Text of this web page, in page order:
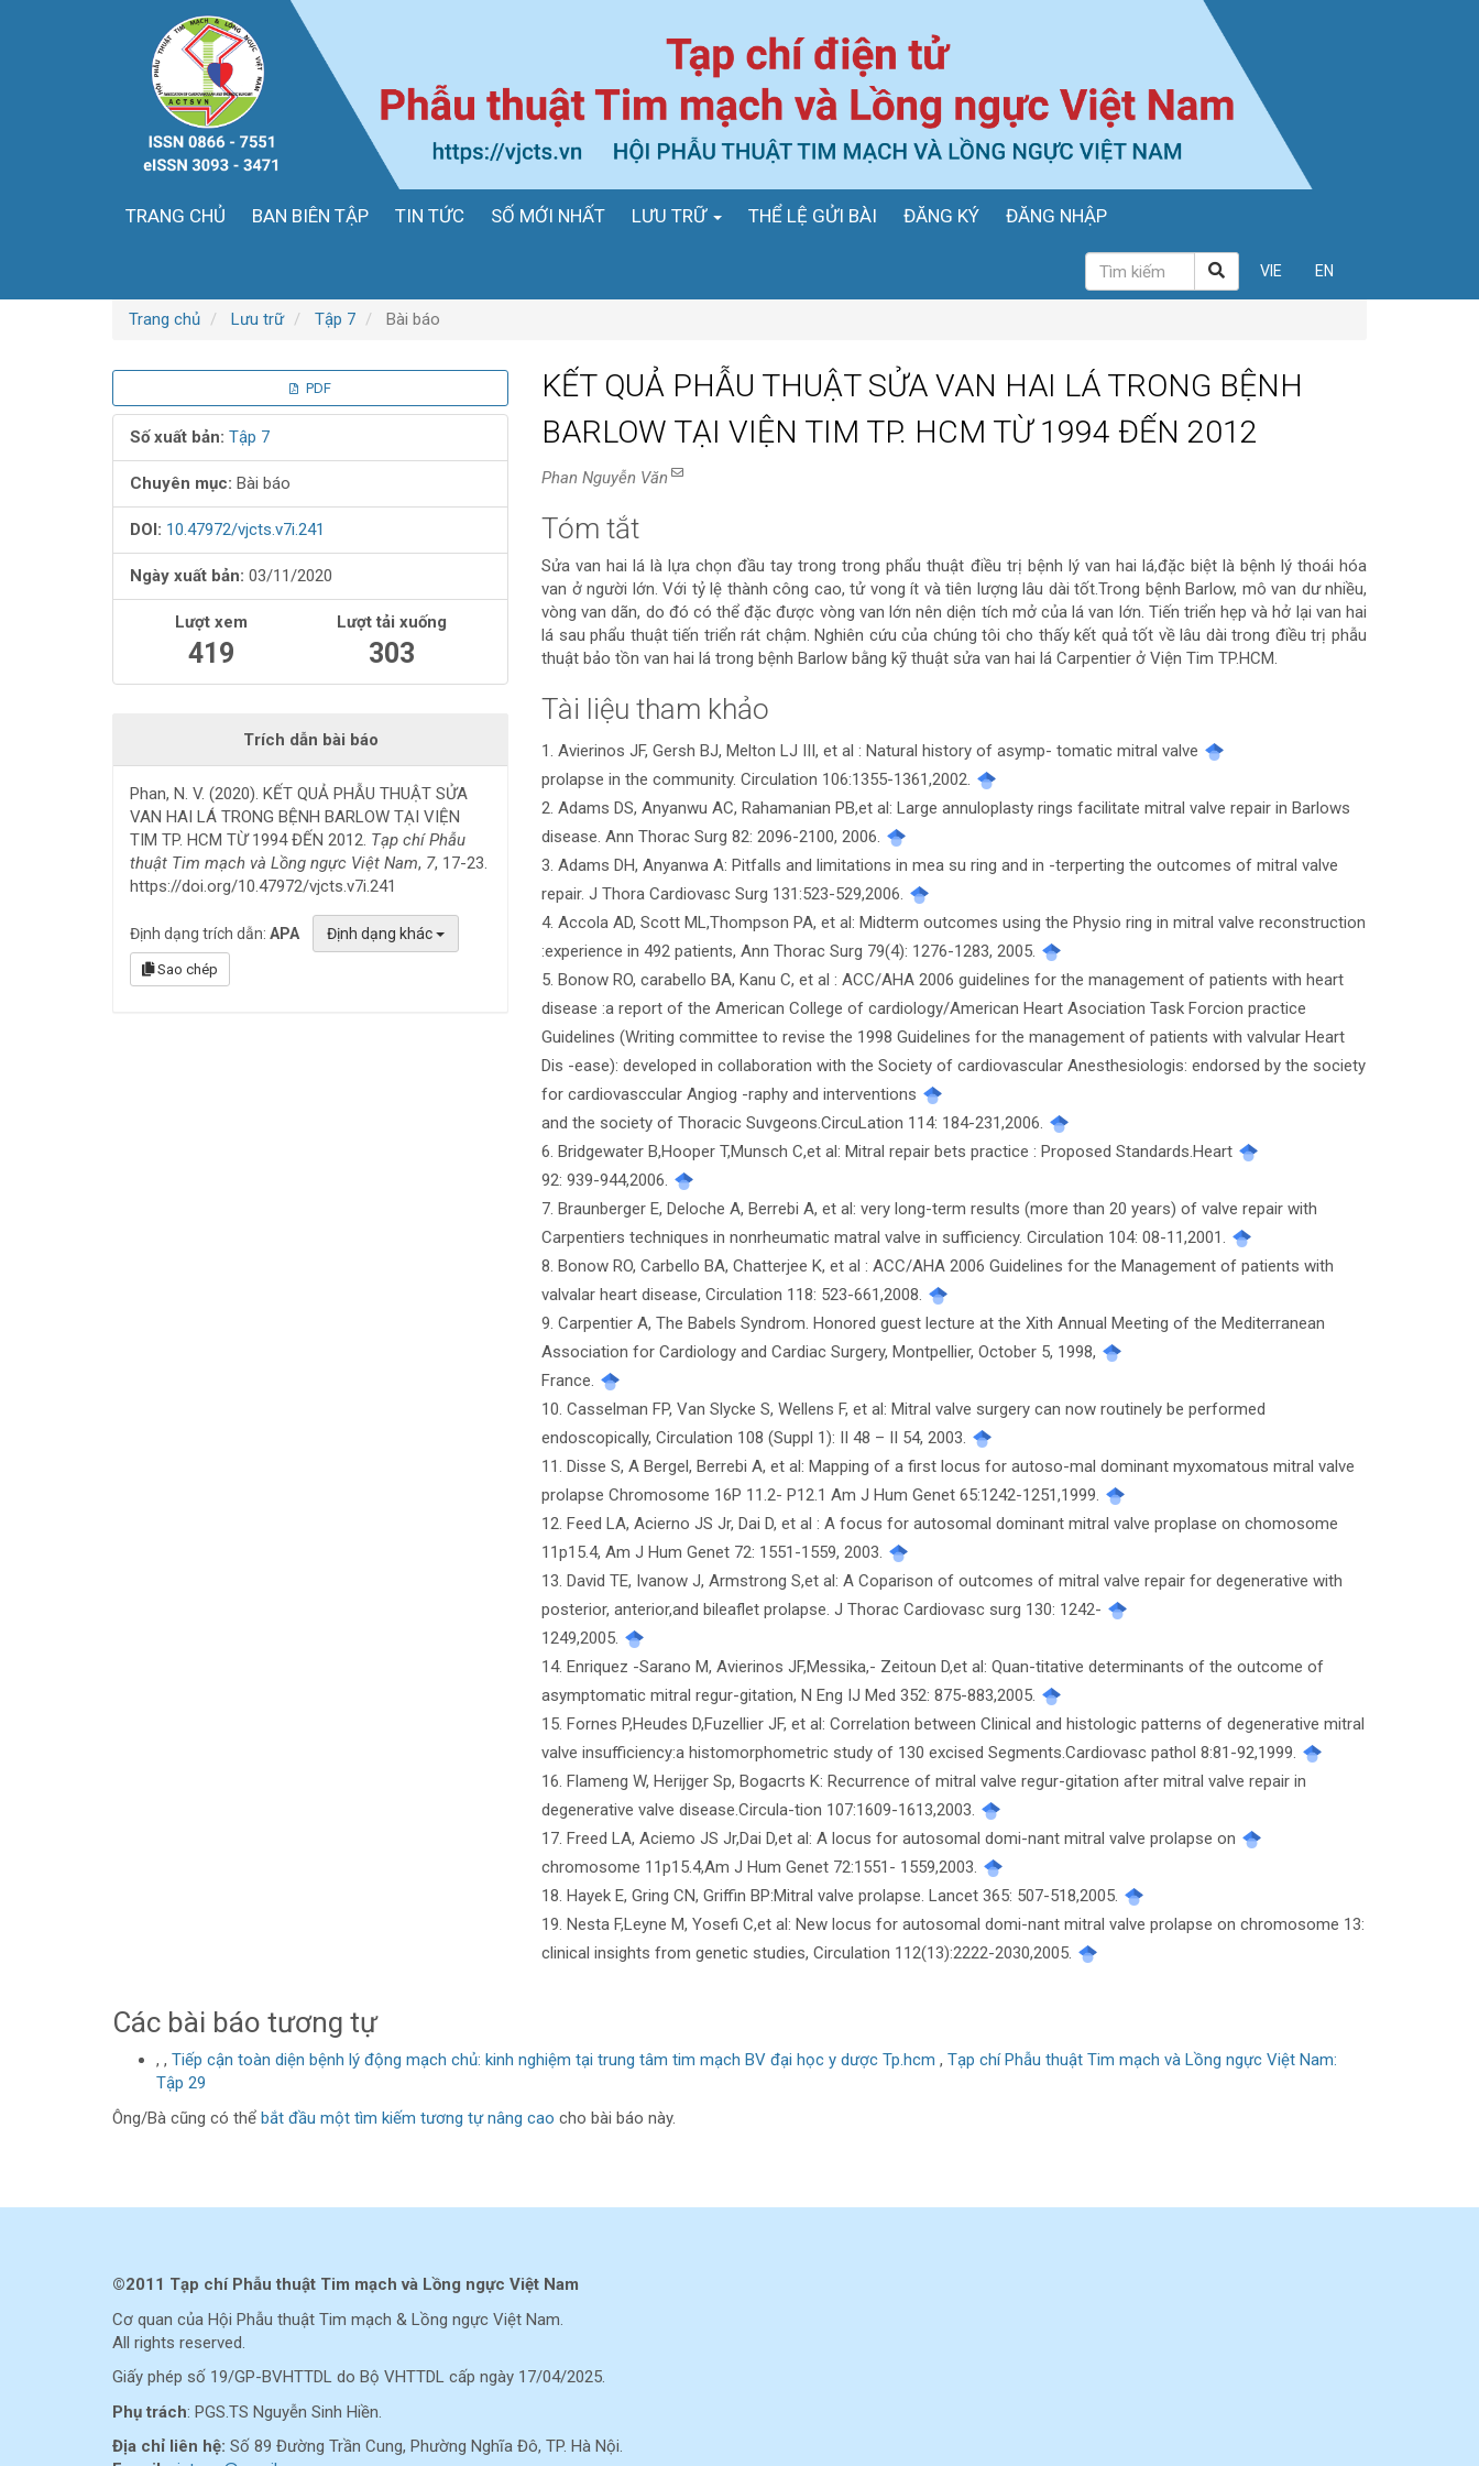
TRANG CHỦ BAN BIÊN TẬP TIN TỨC SỐ MỚI NHẤT LƯU TRỮ THỂ LỆ GỬI BÀI ĐĂNG KÝ ĐĂNG NHẬP
VIE EN
Trang chủ Lưu trữ Tập 7 Bài báo
Thanh
bên
bài
viết
PDF
Số xuất bản: Tập 7
Chuyên mục: Bài báo
DOI: 10.47972/vjcts.v7i.241
Ngày xuất bản: 03/11/2020
Lượt xem
419
Lượt tải xuống
303
Trích dẫn bài báo
Phan, N. V. (2020). KẾT QUẢ PHẪU THUẬT SỬA
VAN HAI LÁ TRONG BỆNH BARLOW TẠI VIỆN
TIM TP. HCM TỪ 1994 ĐẾN 2012. Tạp chí Phẫu
thuật Tim mạch và Lồng ngực Việt Nam, 7, 17-23.
https://doi.org/10.47972/vjcts.v7i.241
Định dạng trích dẫn: APA Định dạng khác
Sao chép
KẾT QUẢ PHẪU THUẬT SỬA VAN HAI LÁ TRONG BỆNH
BARLOW TẠI VIỆN TIM TP. HCM TỪ 1994 ĐẾN 2012
Phan Nguyễn Văn
Nội
dung
chính
của
bài
viết
Tóm tắt
Sửa van hai lá là lựa chọn đầu tay trong trong phẩu thuật điều trị bệnh lý van hai lá,đặc biệt là bệnh lý thoái hóa
van ở người lớn. Với tỷ lệ thành công cao, tử vong ít và tiên lượng lâu dài tốt.Trong bệnh Barlow, mô van dư nhiều,
vòng van dãn, do đó có thể đặc được vòng van lớn nên diện tích mở của lá van lớn. Tiến triển hẹp và hở lại van hai
lá sau phẩu thuật tiến triển rát chậm. Nghiên cứu của chúng tôi cho thấy kết quả tốt về lâu dài trong điều trị phẫu
thuật bảo tồn van hai lá trong bệnh Barlow bằng kỹ thuật sửa van hai lá Carpentier ở Viện Tim TP.HCM.
Chi
tiết
bài
viết
Tài liệu tham khảo
1. Avierinos JF, Gersh BJ, Melton LJ III, et al : Natural history of asymp- tomatic mitral valve
prolapse in the community. Circulation 106:1355-1361,2002.
2. Adams DS, Anyanwu AC, Rahamanian PB,et al: Large annuloplasty rings facilitate mitral valve repair in Barlows
disease. Ann Thorac Surg 82: 2096-2100, 2006.
3. Adams DH, Anyanwa A: Pitfalls and limitations in mea su ring and in -terperting the outcomes of mitral valve
repair. J Thora Cardiovasc Surg 131:523-529,2006.
4. Accola AD, Scott ML,Thompson PA, et al: Midterm outcomes using the Physio ring in mitral valve reconstruction
:experience in 492 patients, Ann Thorac Surg 79(4): 1276-1283, 2005.
5. Bonow RO, carabello BA, Kanu C, et al : ACC/AHA 2006 guidelines for the management of patients with heart
disease :a report of the American College of cardiology/American Heart Asociation Task Forcion practice
Guidelines (Writing committee to revise the 1998 Guidelines for the management of patients with valvular Heart
Dis -ease): developed in collaboration with the Society of cardiovascular Anesthesiologis: endorsed by the society
for cardiovasccular Angiog -raphy and interventions
and the society of Thoracic Suvgeons.CircuLation 114: 184-231,2006.
6. Bridgewater B,Hooper T,Munsch C,et al: Mitral repair bets practice : Proposed Standards.Heart
92: 939-944,2006.
7. Braunberger E, Deloche A, Berrebi A, et al: very long-term results (more than 20 years) of valve repair with
Carpentiers techniques in nonrheumatic matral valve in sufficiency. Circulation 104: 08-11,2001.
8. Bonow RO, Carbello BA, Chatterjee K, et al : ACC/AHA 2006 Guidelines for the Management of patients with
valvalar heart disease, Circulation 118: 523-661,2008.
9. Carpentier A, The Babels Syndrom. Honored guest lecture at the Xith Annual Meeting of the Mediterranean
Association for Cardiology and Cardiac Surgery, Montpellier, October 5, 1998,
France.
10. Casselman FP, Van Slycke S, Wellens F, et al: Mitral valve surgery can now routinely be performed
endoscopically, Circulation 108 (Suppl 1): II 48 – II 54, 2003.
11. Disse S, A Bergel, Berrebi A, et al: Mapping of a first locus for autoso-mal dominant myxomatous mitral valve
prolapse Chromosome 16P 11.2- P12.1 Am J Hum Genet 65:1242-1251,1999.
12. Feed LA, Acierno JS Jr, Dai D, et al : A focus for autosomal dominant mitral valve proplase on chomosome
11p15.4, Am J Hum Genet 72: 1551-1559, 2003.
13. David TE, Ivanow J, Armstrong S,et al: A Coparison of outcomes of mitral valve repair for degenerative with
posterior, anterior,and bileaflet prolapse. J Thorac Cardiovasc surg 130: 1242-
1249,2005.
14. Enriquez -Sarano M, Avierinos JF,Messika,- Zeitoun D,et al: Quan-titative determinants of the outcome of
asymptomatic mitral regur-gitation, N Eng IJ Med 352: 875-883,2005.
15. Fornes P,Heudes D,Fuzellier JF, et al: Correlation between Clinical and histologic patterns of degenerative mitral
valve insufficiency:a histomorphometric study of 130 excised Segments.Cardiovasc pathol 8:81-92,1999.
16. Flameng W, Herijger Sp, Bogacrts K: Recurrence of mitral valve regur-gitation after mitral valve repair in
degenerative valve disease.Circula-tion 107:1609-1613,2003.
17. Freed LA, Aciemo JS Jr,Dai D,et al: A locus for autosomal domi-nant mitral valve prolapse on
chromosome 11p15.4,Am J Hum Genet 72:1551- 1559,2003.
18. Hayek E, Gring CN, Griffin BP:Mitral valve prolapse. Lancet 365: 507-518,2005.
19. Nesta F,Leyne M, Yosefi C,et al: New locus for autosomal domi-nant mitral valve prolapse on chromosome 13:
clinical insights from genetic studies, Circulation 112(13):2222-2030,2005.
Các bài báo tương tự
, , Tiếp cận toàn diện bệnh lý động mạch chủ: kinh nghiệm tại trung tâm tim mạch BV đại học y dược Tp.hcm , Tạp chí Phẫu thuật Tim mạch và Lồng ngực Việt Nam:
Tập 29
Ông/Bà cũng có thể bắt đầu một tìm kiếm tương tự nâng cao cho bài báo này.
©2011 Tạp chí Phẫu thuật Tim mạch và Lồng ngực Việt Nam
Cơ quan của Hội Phẫu thuật Tim mạch & Lồng ngực Việt Nam.
All rights reserved.
Giấy phép số 19/GP-BVHTTDL do Bộ VHTTDL cấp ngày 17/04/2025.
Phụ trách: PGS.TS Nguyễn Sinh Hiền.
Địa chỉ liên hệ: Số 89 Đường Trần Cung, Phường Nghĩa Đô, TP. Hà Nội.